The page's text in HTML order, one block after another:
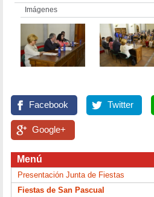
Imágenes
Facebook Twitter
Google+
Menú
Presentación Junta de Fiestas
Fiestas de San Pascual